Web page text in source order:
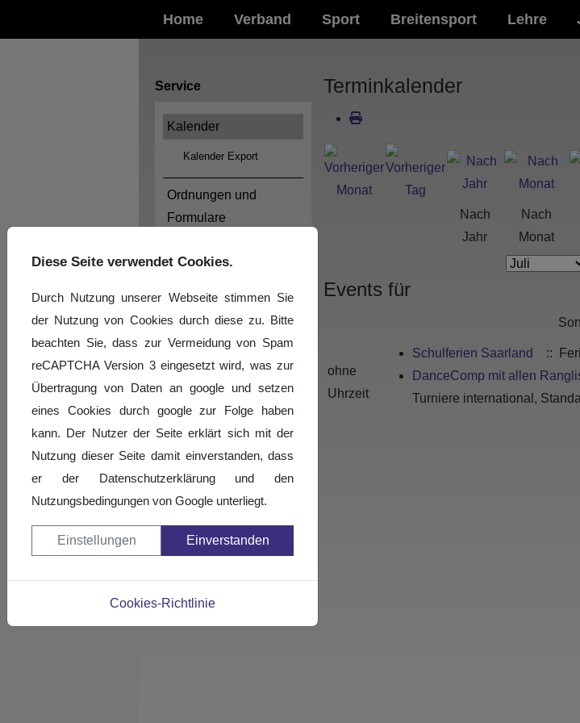
Home Verband Sport Breitensport Lehre
Service
Kalender
Kalender Export
Ordnungen und
Formulare
Datenschutzerklärung
Terminkalender
Nach
Jahr
Nach
Monat
Events für
ohne
Uhrzeit
Schulferien Saarland
::
DanceComp mit allen
Turniere international,
Diese Seite verwendet Cookies.
Durch Nutzung unserer Webseite stimmen Sie
der Nutzung von Cookies durch diese zu. Bitte
beachten Sie, dass zur Vermeidung von Spam
reCAPTCHA Version 3 eingesetzt wird, was zur
Übertragung von Daten an google und setzen
eines Cookies durch google zur Folge haben
kann. Der Nutzer der Seite erklärt sich mit der
Nutzung dieser Seite damit einverstanden, dass
er der Datenschutzerklärung und den
Nutzungsbedingungen von Google unterliegt.
Einstellungen Einverstanden
Cookies-Richtlinie